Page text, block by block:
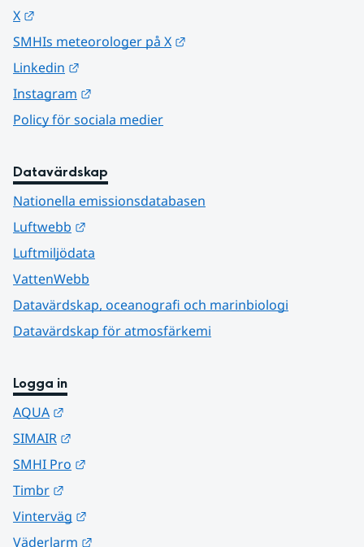
X
SMHIs meteorologer på X
Linkedin
Instagram
Policy för sociala medier
Datavärdskap
Nationella emissionsdatabasen
Luftwebb
Luftmiljödata
VattenWebb
Datavärdskap, oceanografi och marinbiologi
Datavärdskap för atmosfärkemi
Logga in
AQUA
SIMAIR
SMHI Pro
Timbr
Vinterväg
Väderlarm